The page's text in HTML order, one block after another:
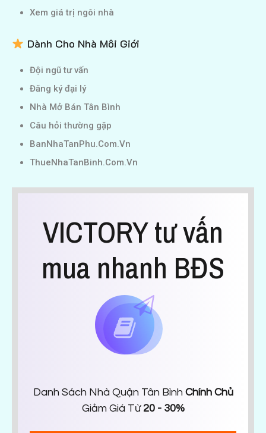
Xem giá trị ngôi nhà
Dành Cho Nhà Môi Giới
Đội ngũ tư vấn
Đăng ký đại lý
Nhà Mở Bán Tân Bình
Câu hỏi thường gặp
BanNhaTanPhu.Com.Vn
ThueNhaTanBinh.Com.Vn
VICTORY tư vấn
mua nhanh BĐS
Danh Sách Nhà Quận Tân Bình Chính Chủ
Giảm Giá Từ 20 - 30%